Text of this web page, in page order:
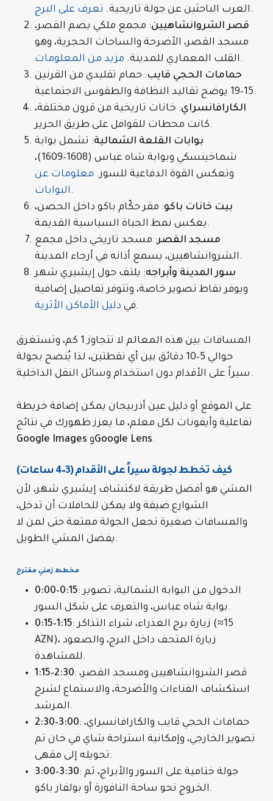
العرب الباحثين عن جولة تاريخية. تعرف على البرج
.
قصر الشروانشاهيين: مجمع ملكي يضم القصر،
مسجد القصر، الأضرحة والساحات الحجرية، وهو
القلب المعماري للمدينة. مزيد من المعلومات
.
حمامات الحجي قايب: حمام تقليدي من القرنين
15–19 يوضح تقاليد النظافة والطقوس الاجتماعية.
الكارافانسراي: خانات تاريخية من قرون مختلفة،
كانت محطات للقوافل على طريق الحرير.
بوابات القلعة الشمالية: تشمل بوابة
شماخينسكي وبوابة شاه عباس (1608–1609)،
وتعكس القوة الدفاعية للسور. معلومات عن
البوابات.
بيت خانات باكو: مقر حكّام باكو داخل الحصن،
يعكس نمط الحياة السياسية القديمة.
مسجد القصر: مسجد تاريخي داخل مجمع
الشروانشاهيين، يسمع أذانه في أرجاء المدينة.
سور المدينة وأبراجه: يلتف حول إيشيري شهر
ويوفر نقاط تصوير خاصة، وتتوفر تفاصيل إضافية
في دليل الأماكن الأثرية .
المسافات بين هذه المعالم لا تتجاوز 1 كم، وتستغرق
حوالي 5–10 دقائق بين أي نقطتين، لذا يُنصح بجولة
سيراً على الأقدام دون استخدام وسائل النقل الداخلية.
على الموقع أو دليل عين أذربيجان يمكن إضافة خريطة
تفاعلية وأيقونات لكل معلم، ما يعزز ظهورك في نتائج
Google Images وGoogle Lens.
كيف تخطط لجولة سيراً على الأقدام (3–4 ساعات)
المشي هو أفضل طريقة لاكتشاف إيشيري شهر، لأن
الشوارع ضيقة ولا يمكن للحافلات أن تدخل،
والمسافات صغيرة تجعل الجولة ممتعة حتى لمن لا
يفضل المشي الطويل.
مخطط زمني مقترح
0:00–0:15: الدخول من البوابة الشمالية، تصوير
بوابة شاه عباس، والتعرف على شكل السور.
0:15–1:15: زيارة برج العذراء، شراء التذاكر (≈15
AZN)، زيارة المتحف داخل البرج، والصعود
للمشاهدة.
1:15–2:30: قصر الشروانشاهيين ومسجد القصر،
استكشاف الفناءات والأضرحة، والاستماع لشرح
المرشد.
2:30–3:00: حمامات الحجي قايب والكارافانسراي،
تصوير الخارجي، وإمكانية استراحة شاي في خان تم
تحويله إلى مقهى.
3:00–3:30: جولة ختامية على السور والأبراج، ثم
الخروج نحو ساحة النافورة أو بولفار باكو.